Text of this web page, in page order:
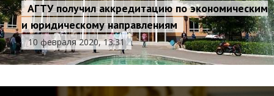
АГТУ получил аккредитацию по экономическим
и юридическому направлениям
10 февраля 2020, 13:31